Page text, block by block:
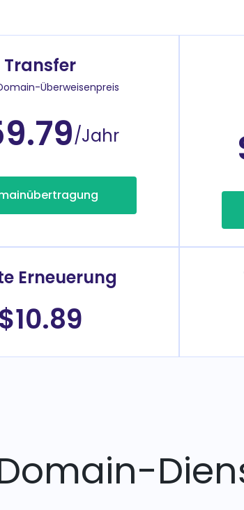
Transfer
Überweisenpreis
/Jahr
Erneuerung
$10.89